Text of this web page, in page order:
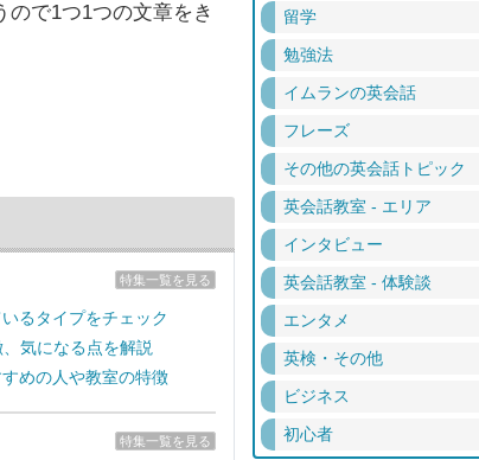
で1つ1つの文章をき
特集一覧を見る
るタイプをチェック
気になる点を解説
めの人や教室の特徴
特集一覧を見る
留学
勉強法
イムランの英会話
フレーズ
その他の英会話トピック
英会話教室 - エリア
インタビュー
英会話教室 - 体験談
エンタメ
英検・その他
ビジネス
初心者